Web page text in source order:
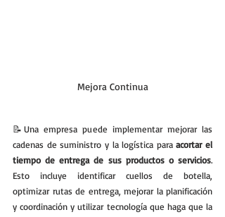
Mejora Continua
📝Una empresa puede implementar mejorar las
cadenas de suministro y la logística para acortar el
tiempo de entrega de sus productos o servicios.
Esto incluye identificar cuellos de botella,
optimizar rutas de entrega, mejorar la planificación
y coordinación y utilizar tecnología que haga que la